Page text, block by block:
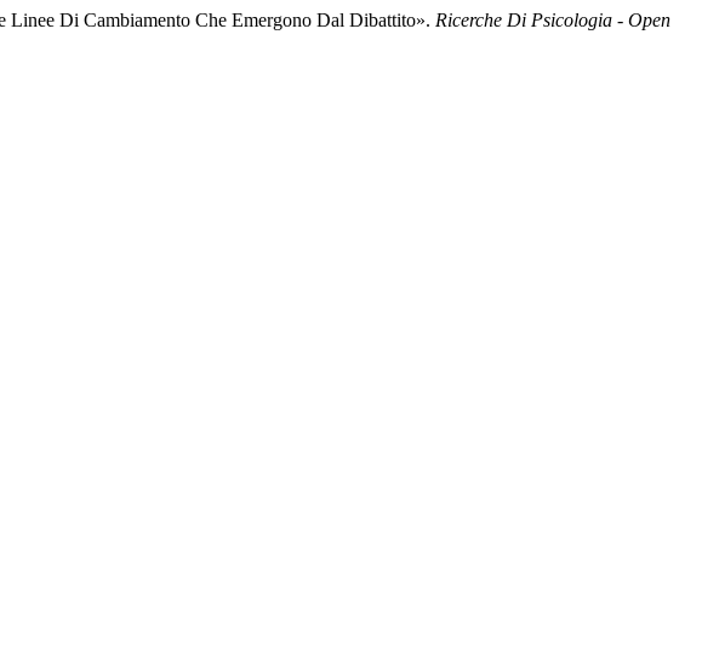
Di Cambiamento Che Emergono Dal Dibattito». Ricerche Di Psicologia - Open